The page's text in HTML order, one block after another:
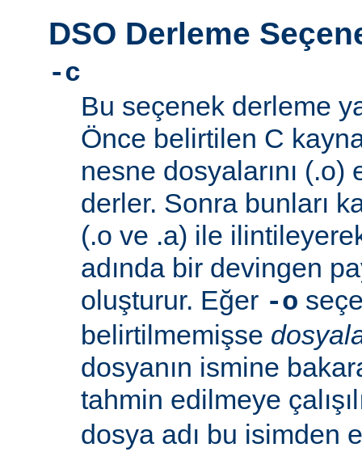
DSO Derleme
-c
Bu seçenek derleme
Önce belirtilen C
nesne dosyalarını
derler. Sonra bunları
(.o ve .a) ile
adında bir devingen
oluşturur. Eğer -o
belirtilmemişse
dosyanın ismine
tahmin edilmeye
dosya adı bu isimden